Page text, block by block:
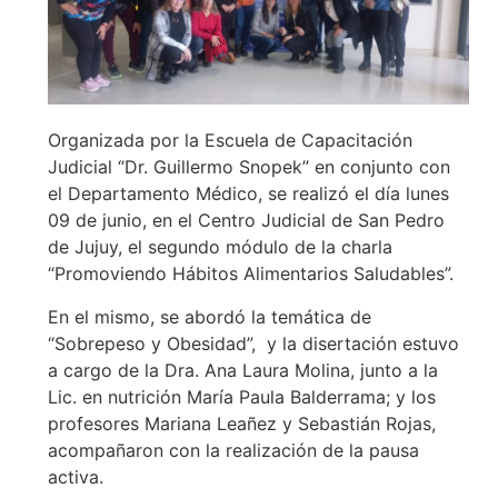
Organizada por la Escuela de Capacitación
Judicial “Dr. Guillermo Snopek” en conjunto con
el Departamento Médico, se realizó el día lunes
09 de junio, en el Centro Judicial de San Pedro
de Jujuy, el segundo módulo de la charla
“Promoviendo Hábitos Alimentarios Saludables”.
En el mismo, se abordó la temática de
“Sobrepeso y Obesidad”, y la disertación estuvo
a cargo de la Dra. Ana Laura Molina, junto a la
Lic. en nutrición María Paula Balderrama; y los
profesores Mariana Leañez y Sebastián Rojas,
acompañaron con la realización de la pausa
activa.